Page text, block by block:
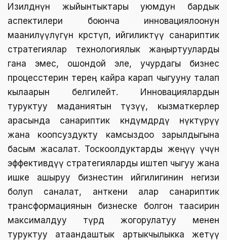
Изилдөөнүн жыйынтыктары уюмдун бардык
аспектилери боюнча инновациялоонун
маанилүүлүгүн көрсөтүп, ийгиликтүү санариптик
стратегиялар технологиялык жаңыртууларды
гана эмес, ошондой эле, учурдагы бизнес
процесстерин терең кайра карап чыгууну талап
кылаарын белгилейт. Инновациялардын
туруктуу маданиятын түзүү, кызматкерлер
арасында санариптик көндүмдөрдү өнүктүрүү
жана коопсуздукту камсыздоо зарылдыгына
басым жасалат. Тоскоолдуктарды жеңүү үчүн
эффективдүү стратегияларды иштеп чыгуу жана
ишке ашыруу бизнестин ийгилигинин негизи
болуп саналат, анткени алар санариптик
трансформациянын бизнеске болгон таасирин
максималдуу түрдө жогорулатуу менен
туруктуу атаандаштык артыкчылыкка жетүү